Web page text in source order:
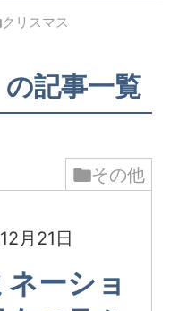
クリスマス
の記事一覧
その他
月21日
ーショ